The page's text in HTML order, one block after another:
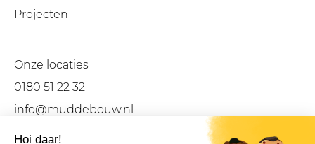
Projecten
Onze locaties
0180 51 22 32
info@muddebouw.nl